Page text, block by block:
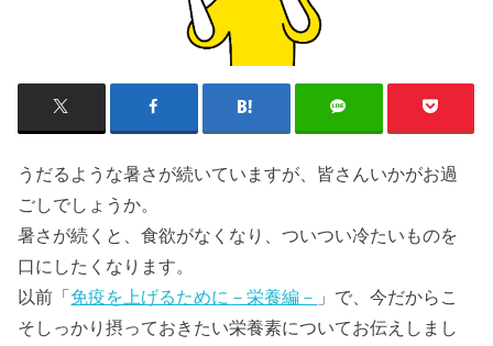
うだるような暑さが続いていますが、皆さんいかがお過
ごしでしょうか。
暑さが続くと、食欲がなくなり、ついつい冷たいものを
口にしたくなります。
以前「免疫を上げるために－栄養編－ 」で、今だからこ
そしっかり摂っておきたい栄養素についてお伝えしまし